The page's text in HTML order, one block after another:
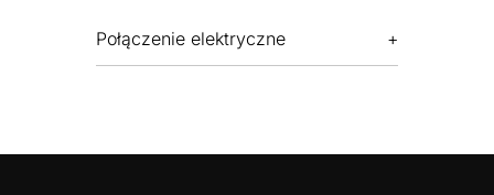
Połączenie elektryczne